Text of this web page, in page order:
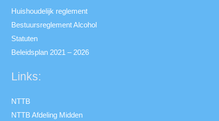
Huishoudelijk reglement
Bestuursreglement Alcohol
Statuten
Beleidsplan 2021 – 2026
Links:
NTTB
NTTB Afdeling Midden